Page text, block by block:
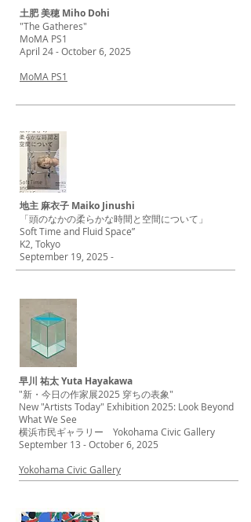
土肥 美穂 Miho Dohi
"The Gatheres"
MoMA PS1
April 24 - October 6, 2025
MoMA PS1
地主 麻衣子 Maiko Jinushi
「頭のなかの柔らかな時間と空間について」
Soft Time and Fluid Space”
K2, Tokyo
September 19, 2025 -
早川 祐太 Yuta Hayakawa
"新・今日の作家展2025 穿ちの表象"
New "Artists Today" Exhibition 2025: Look Beyond
What We See
横浜市民ギャラリー Yokohama Civic Gallery
September 13 - October 6, 2025
Yokohama Civic Gallery